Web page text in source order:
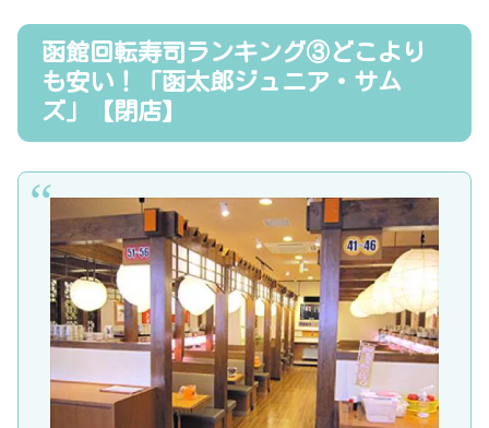
函館回転寿司ランキング③どこより
も安い！「函太郎ジュニア・サム
ズ」【閉店】